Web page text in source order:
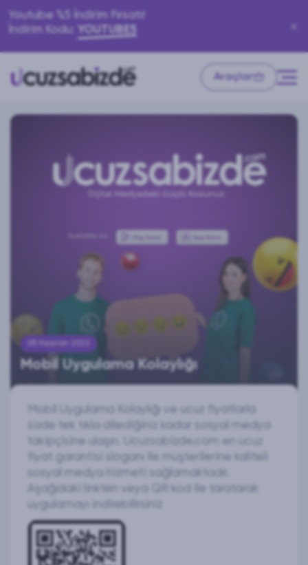
Youtube %5 İndirim Fırsatı!
İndirim Kodu: YOUTUBE5
Araçlar
Mobil Uygulama Kolaylığı
sizde tek tıkla dilediğiniz kadar sosyal medya
takipçisine ulaşın. Ucuzsabizde.com en ucuz
fiyat garantisi sloganı ile müşterilerine kaliteli
sosyal medya hizmeti sağlamaktadır.